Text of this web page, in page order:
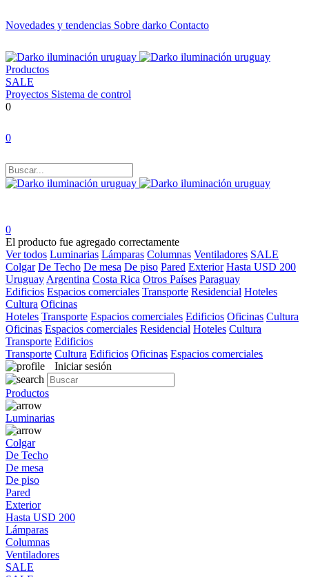
Novedades y tendencias Sobre darko Contacto
Productos
SALE
Proyectos Sistema de control
0
0
0
El producto fue agregado correctamente
Ver todos Luminarias Lámparas Columnas Ventiladores SALE
Colgar De Techo De mesa De piso Pared Exterior Hasta USD 200
Uruguay Argentina Costa Rica Otros Países Paraguay
Edificios Espacios comerciales Transporte Residencial Hoteles
Cultura Oficinas
Hoteles Transporte Espacios comerciales Edificios Oficinas Cultura
Oficinas Espacios comerciales Residencial Hoteles Cultura
Transporte Edificios
Transporte Cultura Edificios Oficinas Espacios comerciales
Iniciar sesión
Productos
Luminarias
Colgar
De Techo
De mesa
De piso
Pared
Exterior
Hasta USD 200
Lámparas
Columnas
Ventiladores
SALE